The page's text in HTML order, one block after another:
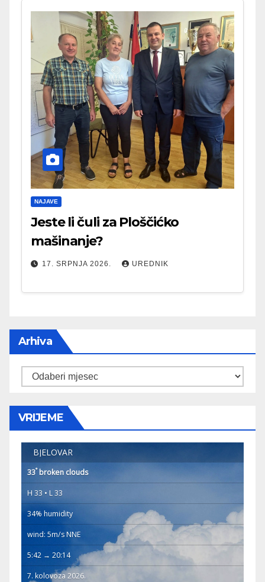
NAJAVE
Jeste li čuli za Ploščićko
mašinanje?
17. SRPNJA 2026. UREDNIK
Arhiva
Arhiva
VRIJEME
BJELOVAR
33°broken clouds
H 33 • L 33
34% humidity
wind: 5m/s NNE
5:42 → 20:14
7. kolovoza 2026.